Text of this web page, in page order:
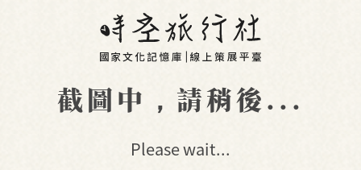
截圖中，請稍後...
Please wait...